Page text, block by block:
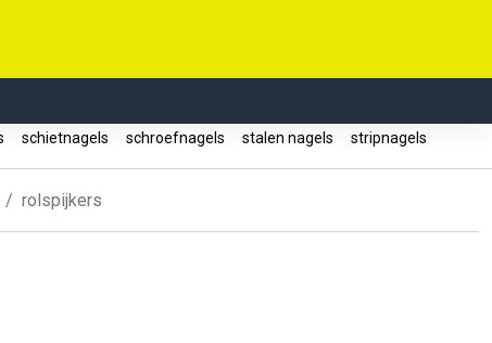
schietnagels schroefnagels stalen nagels stripnagels
rolspijkers